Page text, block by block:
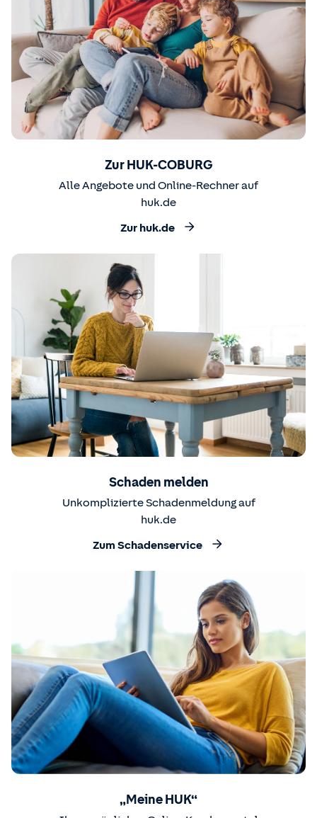
Zur HUK-COBURG
Alle Angebote und Online-Rechner auf
huk.de
Zur huk.de
Schaden melden
Unkomplizierte Schadenmeldung auf
huk.de
Zum Schadenservice
„Meine HUK“